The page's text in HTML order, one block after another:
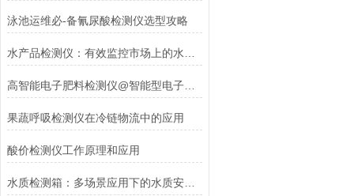
泳池运维必-备氰尿酸检测仪选型攻略
高智能电子肥料检测仪@智能型电子肥料检测仪
果蔬呼吸检测仪在冷链物流中的应用
酸价检测仪工作原理和应用
水质检测箱：多场景应用下的水质安全守护者